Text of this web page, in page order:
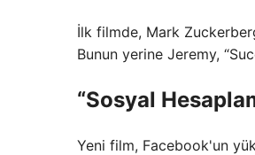
İlk filmde, Mark
Bunun yerine Jeremy,
“Sosyal
Yeni film, Facebook'un